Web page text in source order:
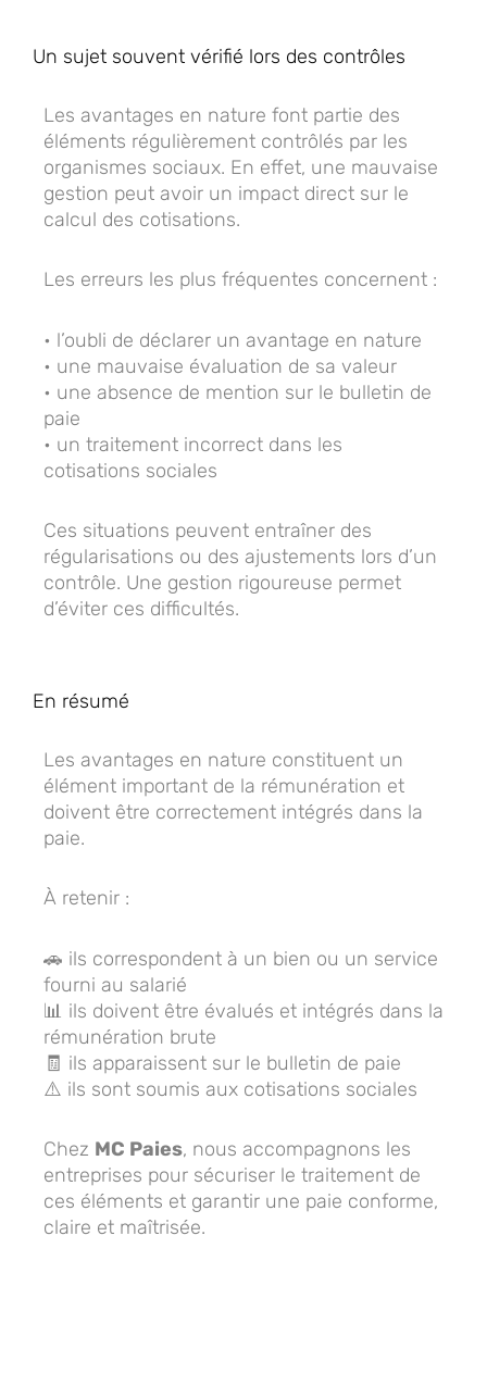
Un sujet souvent vérifié lors des contrôles
Les avantages en nature font partie des
éléments régulièrement contrôlés par les
organismes sociaux. En effet, une mauvaise
gestion peut avoir un impact direct sur le
calcul des cotisations.
Les erreurs les plus fréquentes concernent :
• l’oubli de déclarer un avantage en nature
• une mauvaise évaluation de sa valeur
• une absence de mention sur le bulletin de
paie
• un traitement incorrect dans les
cotisations sociales
Ces situations peuvent entraîner des
régularisations ou des ajustements lors d’un
contrôle. Une gestion rigoureuse permet
d’éviter ces difficultés.
En résumé
Les avantages en nature constituent un
élément important de la rémunération et
doivent être correctement intégrés dans la
paie.
À retenir :
🚗 ils correspondent à un bien ou un service
fourni au salarié
📊 ils doivent être évalués et intégrés dans la
rémunération brute
🧾 ils apparaissent sur le bulletin de paie
⚠️ ils sont soumis aux cotisations sociales
Chez MC Paies, nous accompagnons les
entreprises pour sécuriser le traitement de
ces éléments et garantir une paie conforme,
claire et maîtrisée.